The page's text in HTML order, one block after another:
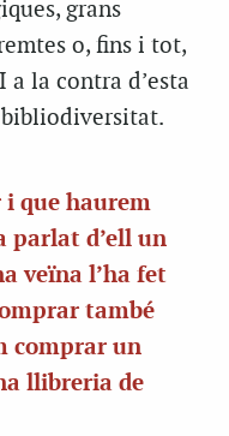
grans
o, fins i tot,
a la contra d’esta
que haurem
parlat d’ell un
veïna l’ha fet
també
comprar un
llibreria de